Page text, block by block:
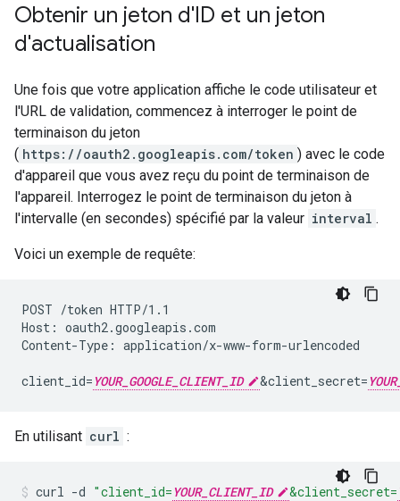
Obtenir un jeton d'ID et un jeton
d'actualisation
Une fois que votre application affiche le code utilisateur et
l'URL de validation, commencez à interroger le point de
terminaison du jeton
( https://oauth2.googleapis.com/token ) avec le code
d'appareil que vous avez reçu du point de terminaison de
l'appareil. Interrogez le point de terminaison du jeton à
l'intervalle (en secondes) spécifié par la valeur interval .
Voici un exemple de requête:
POST /token HTTP/1.1
Host: oauth2.googleapis.com
Content-Type: application/x-www-form-urlencoded
client_id= YOUR_GOOGLE_CLIENT_ID &client_secret=
En utilisant curl :
curl -d "client_id= YOUR_CLIENT_ID &client_secret=